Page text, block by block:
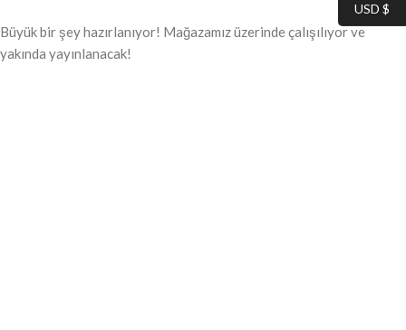
Büyük bir şey hazırlanıyor! Mağazamız üzerinde çalışılıyor ve
yakında yayınlanacak!
USD $